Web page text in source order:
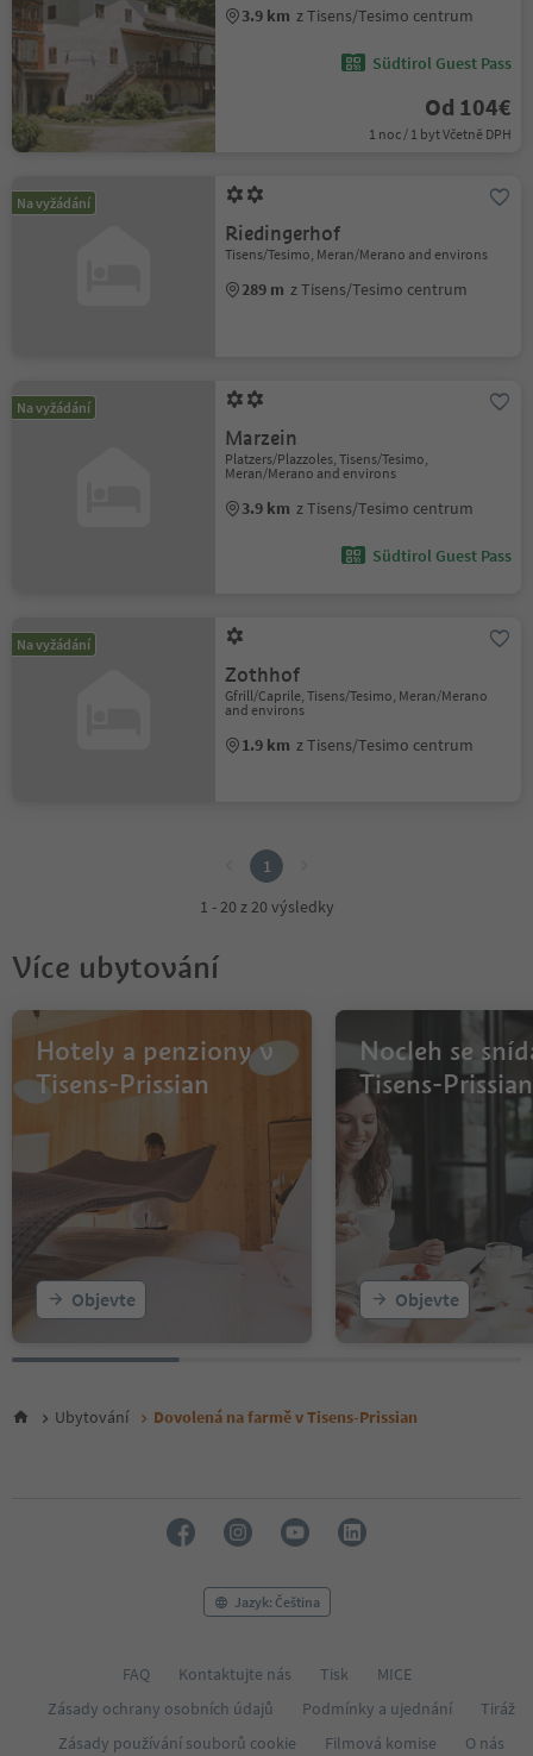
3.9 km z Tisens/Tesimo centrum
Südtirol Guest Pass
Od 104€
1 noc / 1 byt Včetně DPH
Na vyžádání
Riedingerhof
Tisens/Tesimo, Meran/Merano and environs
289 m z Tisens/Tesimo centrum
Na vyžádání
Marzein
Platzers/Plazzoles, Tisens/Tesimo,
Meran/Merano and environs
3.9 km z Tisens/Tesimo centrum
Südtirol Guest Pass
Na vyžádání
Zothhof
Gfrill/Caprile, Tisens/Tesimo, Meran/Merano
and environs
1.9 km z Tisens/Tesimo centrum
1
1 - 20 z 20 výsledky
Více ubytování
Hotely a penziony v
Tisens-Prissian
Objevte
Nocleh se
Tisens-Prissian
Objevte
Ubytování Dovolená na farmě v Tisens-Prissian
Jazyk: Čeština
FAQ Kontaktujte nás Tisk
MICE
Zásady ochrany osobních údajů
Podmínky a ujednání
Tiráž
Zásady používání souborů cookie
Filmová komise
O nás